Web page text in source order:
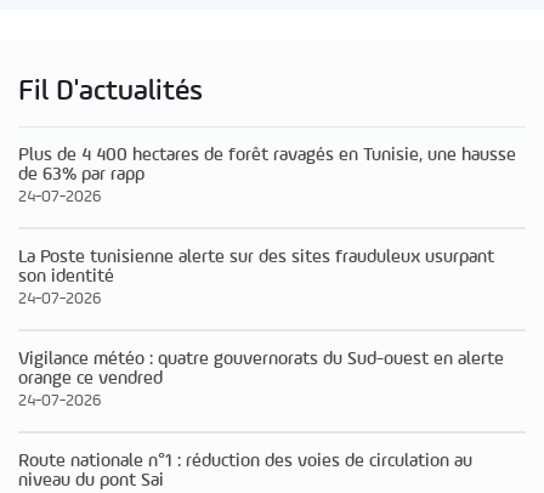
Fil D'actualités
Plus de 4 400 hectares de forêt ravagés en Tunisie, une hausse
de 63% par rapp
24-07-2026
La Poste tunisienne alerte sur des sites frauduleux usurpant
son identité
24-07-2026
Vigilance météo : quatre gouvernorats du Sud-ouest en alerte
orange ce vendred
24-07-2026
Route nationale n°1 : réduction des voies de circulation au
niveau du pont Sai